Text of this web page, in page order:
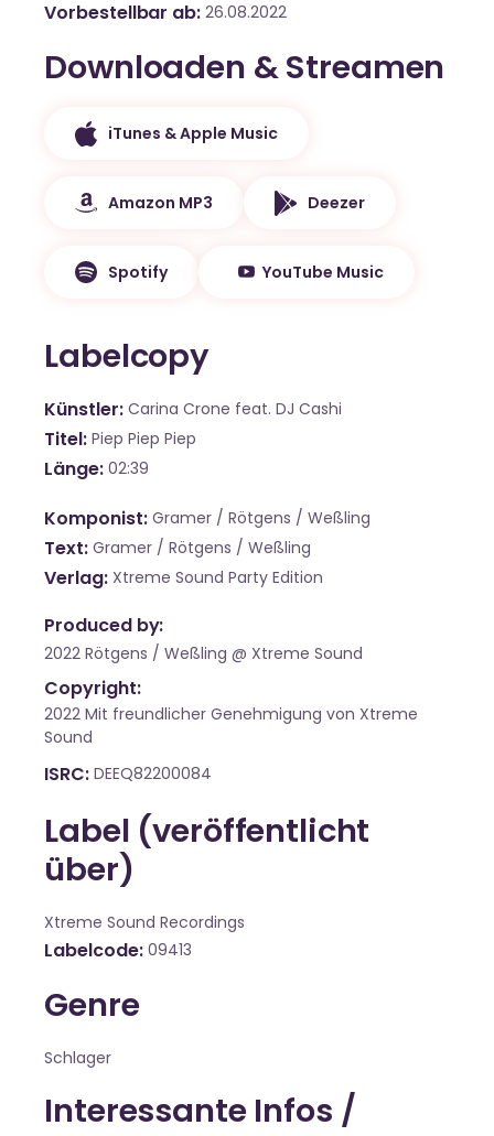
Vorbestellbar ab 26.08.2022
Downloaden & Streamen
iTunes & Apple Music
Amazon MP3 Deezer
Spotify YouTube Music
Labelcopy
Künstler Carina Crone feat. DJ Cashi
Titel Piep Piep Piep
Länge 02:39
Komponist Gramer / Rötgens / Weßling
Text Gramer / Rötgens / Weßling
Verlag Xtreme Sound Party Edition
Produced by:
2022 Rötgens / Weßling @ Xtreme Sound
Copyright:
2022 Mit freundlicher Genehmigung von Xtreme
Sound
ISRC DEEQ82200084
Label (veröffentlicht
über)
Xtreme Sound Recordings
Labelcode 09413
Genre
Schlager
Interessante Infos /